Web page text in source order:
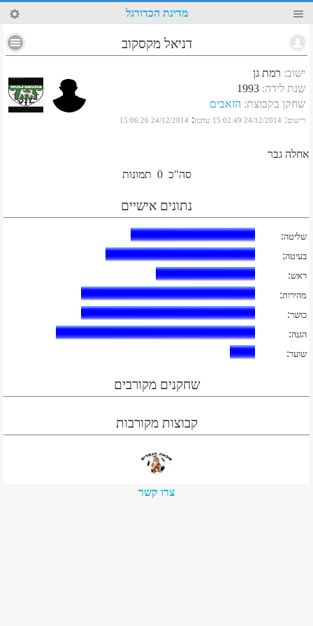
34 מדינת הכדורגל
דניאל מקסקוב
ישוב: רמת גן
שנת לידה:
1993
שחקן בקבוצת: הזאבים
רישום:
24/12/2014 15:02:49 עדכון:
24/12/2014 15:06:26
אחלה גבר
סה"כ 0 תמונות
נתונים אישיים
שליטה:
בעיטה:
ראש:
מהירות:
כושר:
הגנה:
שוער:
שחקנים מקורבים
קבוצות מקורבות
צרו קשר